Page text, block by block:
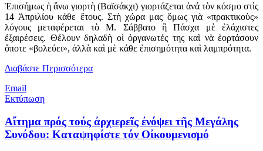
Ἐπισήμως ἡ ἄνω γιορτὴ (Βαϊσάκχι) γιορτάζεται ἀνά τὸν κόσμο στὶς
14 Ἀπριλίου κάθε ἔτους. Στὴ χώρα μας ὅμως γιὰ «πρακτικοὺς»
λόγους μεταφέρεται τὸ Μ. Σάββατο ἢ Πάσχα μὲ ἐλάχιστες
ἐξαιρέσεις. Θέλουν δηλαδὴ οἱ ὀργανωτές της καὶ νὰ ἑορτάσουν
ὅποτε «βολεύει», ἀλλὰ καὶ μὲ κάθε ἐπισημότητα καὶ λαμπρότητα.
Διαβάστε Περισσότερα
Email
Εκτύπωση
Αἴτημα πρός τούς ἀρχιερεῖς ἐνόψει τῆς Μεγάλης
Συνόδου: Καταψηφίστε τόν Οἰκουμενισμό